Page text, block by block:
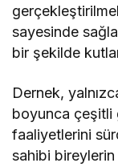
sayesinde
bir şekilde
Dernek,
boyunca çeşitli
faaliyetlerini
sahibi